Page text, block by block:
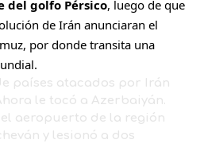
del golfo Pérsico, luego de que
de Irán anunciaran el
por donde transita una
países atacados por Irán
le tocó a Azerbaiyán.
aeropuerto de la región
y lesionó a dos